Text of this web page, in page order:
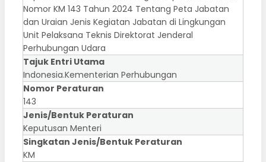
Nomor KM 143 Tahun 2024 Tentang Peta Jabatan
dan Uraian Jenis Kegiatan Jabatan di Lingkungan
Unit Pelaksana Teknis Direktorat Jenderal
Perhubungan Udara
Tajuk Entri Utama
Indonesia.Kementerian Perhubungan
Nomor Peraturan
143
Jenis/Bentuk Peraturan
Keputusan Menteri
Singkatan Jenis/Bentuk Peraturan
KM